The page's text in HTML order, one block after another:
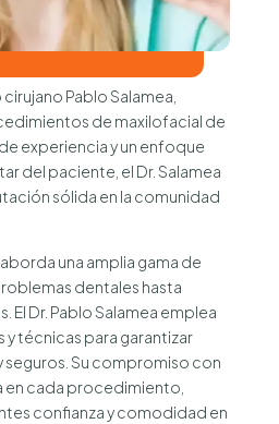
Pablo Salamea,
de maxilofacial de
experiencia y un enfoque
del paciente, el Dr. Salamea
sólida en la comunidad
una amplia gama de
dentales hasta
Dr. Pablo Salamea emplea
y técnicas para garantizar
Su compromiso con
en cada procedimiento,
confianza y comodidad en